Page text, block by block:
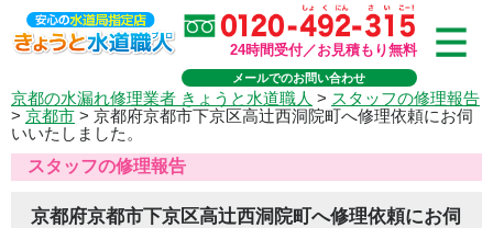
24時間受付／お見積もり無料
メールでのお問い合わせ
京都の水漏れ修理業者 きょうと水道職人 > スタッフの修理報告
> 京都市 > 京都府京都市下京区高辻西洞院町へ修理依頼にお伺
いいたしました。
スタッフの修理報告
京都府京都市下京区高辻西洞院町へ修理依頼にお伺